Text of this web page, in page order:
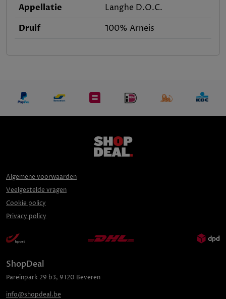
Appellatie
Langhe D.O.C.
Druif
100% Arneis
ShopDeal
Pareinpark 29 b3, 9120 Beveren
info@shopdeal.be
Algemene voorwaarden
Veelgestelde vragen
Cookie policy
Privacy policy